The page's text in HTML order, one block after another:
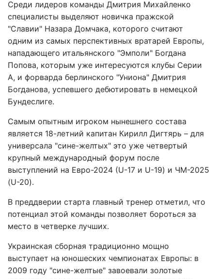
Среди лидеров команды Дмитрия Михайленко
специалисты выделяют новичка пражской
"Славии" Назара Домчака, которого считают
одним из самых перспективных вратарей Европы,
нападающего итальянского "Эмполи" Богдана
Попова, которым уже интересуются клубы Серии
А, и форварда берлинского "Униона" Дмитрия
Богданова, успевшего дебютировать в немецкой
Бундеслиге.
Самым опытным игроком нынешнего состава
является 18-летний капитан Кирилл Дигтярь – для
универсала "сине-желтых" это уже четвертый
крупный международный форум после
выступлений на Евро-2024 (U-17 и U-19) и ЧМ-2025
(U-20).
В преддверии старта главный тренер отметил, что
потенциал этой команды позволяет бороться за
место в четверке лучших.
Украинская сборная традиционно мощно
выступает на юношеских чемпионатах Европы: в
2009 году "сине-желтые" завоевали золотые